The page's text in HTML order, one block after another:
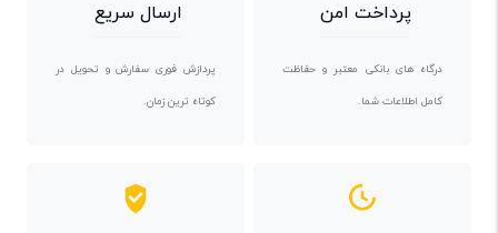
پرداخت امن
درگاه های بانکی معتبر و حفاظت
کامل اطلاعات شما.
ارسال سریع
پردازش فوری سفارش و تحویل در
کوتاه ترین زمان.